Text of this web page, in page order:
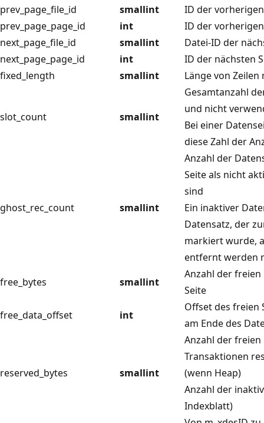
prev_page_file_id
smallint
ID der
prev_page_page_id
int
ID der
next_page_file_id
smallint
Datei-ID der
next_page_page_id
int
ID der nächsten
fixed_length
smallint Länge von
slot_count smallint
Gesamtanzahl
und nicht
Bei einer
diese Zahl der
ghost_rec_count smallint
Anzahl der
Seite als nicht
sind
Ein inaktiver
Datensatz, der
markiert wurde,
entfernt werden
free_bytes
smallint
Anzahl der freien
Seite
free_data_offset
int
Offset des freien
am Ende des
reserved_bytes smallint
Anzahl der freien
Transaktionen
(wenn Heap)
Anzahl der
Indexblatt)